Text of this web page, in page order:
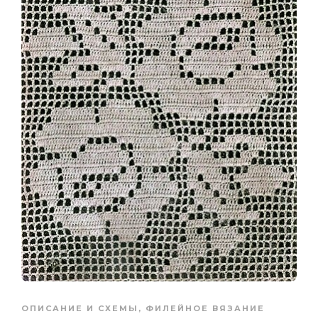
ОПИСАНИЕ И СХЕМЫ , ФИЛЕЙНОЕ ВЯЗАНИЕ